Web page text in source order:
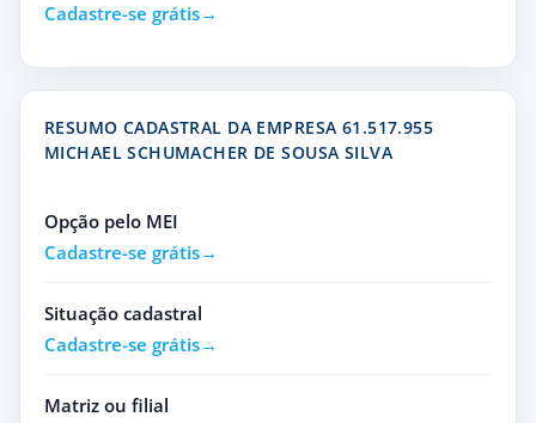
Cadastre-se grátis
RESUMO CADASTRAL DA EMPRESA 61.517.955
MICHAEL SCHUMACHER DE SOUSA SILVA
Opção pelo MEI
Cadastre-se grátis
Situação cadastral
Cadastre-se grátis
Matriz ou filial